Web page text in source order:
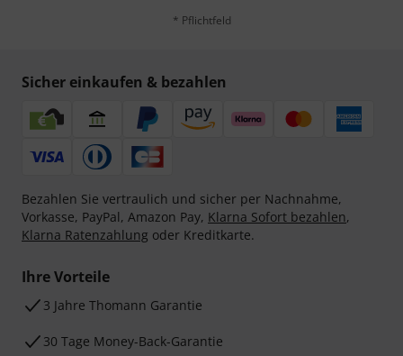
* Pflichtfeld
Sicher einkaufen & bezahlen
Bezahlen Sie vertraulich und sicher per Nachnahme,
Vorkasse, PayPal, Amazon Pay, Klarna Sofort bezahlen,
Klarna Ratenzahlung oder Kreditkarte.
Ihre Vorteile
3 Jahre Thomann Garantie
30 Tage Money-Back-Garantie